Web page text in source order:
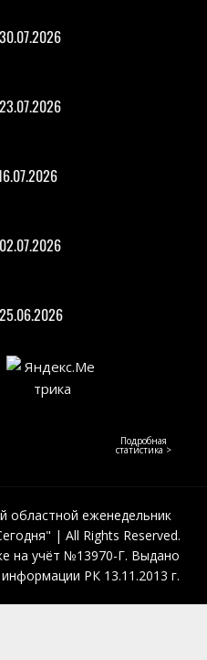
Подробная
статистика >
областной еженедельник
| All Rights Reserved.
на учёт №13970-Г. Выдано
РК 13.11.2013 г.